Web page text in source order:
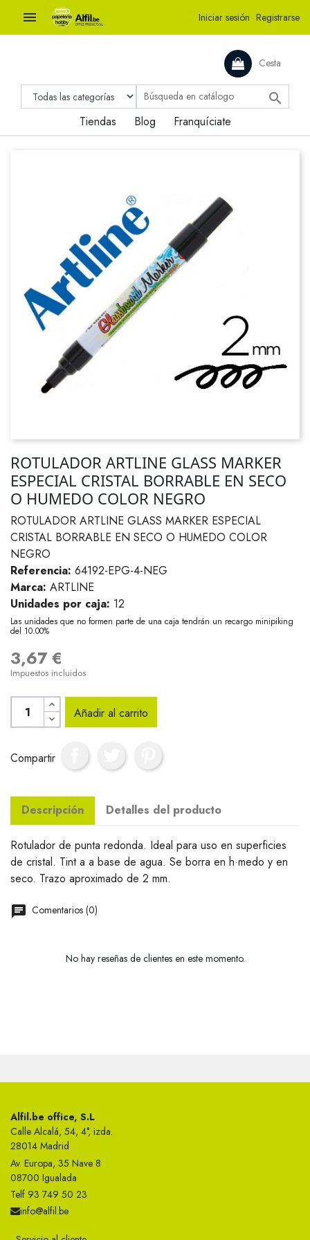
 Iniciar sesión · Registrarse
Cesta

Tiendas Blog Franquíciate
ROTULADOR ARTLINE GLASS MARKER
ESPECIAL CRISTAL BORRABLE EN SECO
O HUMEDO COLOR NEGRO
ROTULADOR ARTLINE GLASS MARKER ESPECIAL
CRISTAL BORRABLE EN SECO O HUMEDO COLOR
NEGRO
Referencia: 64192-EPG-4-NEG
Marca: ARTLINE
Unidades por caja: 12
Las unidades que no formen parte de una caja tendrán un recargo minipiking
del 10.00%
3,67 €
Impuestos incluidos
Añadir al carrito
Compartir
Descripción Detalles del producto
Rotulador de punta redonda. Ideal para uso en superficies
de cristal. Tint a a base de agua. Se borra en h·medo y en
seco. Trazo aproximado de 2 mm.
Comentarios (0)
No hay reseñas de clientes en este momento.
Alfil.be office, S.L
Calle Alcalá, 54, 4°, izda.
28014 Madrid
Av. Europa, 35 Nave 8
08700 Igualada
Telf 93 749 50 23
info@alfil.be